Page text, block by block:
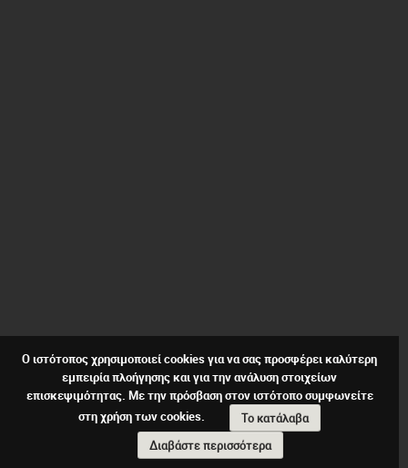
Ο ιστότοπος χρησιμοποιεί cookies για να σας προσφέρει καλύτερη
εμπειρία πλοήγησης και για την ανάλυση στοιχείων
επισκεψιμότητας. Με την πρόσβαση στον ιστότοπο συμφωνείτε
στη χρήση των cookies.
Το κατάλαβα
Διαβάστε περισσότερα